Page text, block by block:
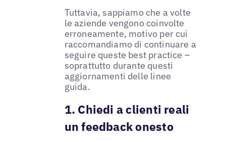
Tuttavia, sappiamo che a volte
le aziende vengono coinvolte
erroneamente, motivo per cui
raccomandiamo di continuare a
seguire queste best practice –
soprattutto durante questi
aggiornamenti delle linee
guida.
1. Chiedi a clienti reali
un feedback onesto